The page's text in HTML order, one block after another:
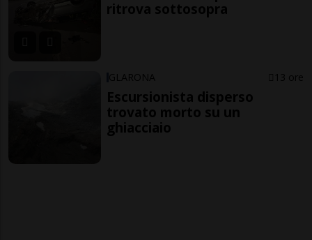
ritrova sottosopra
GLARONA 13 ore
Escursionista disperso
trovato morto su un
ghiacciaio